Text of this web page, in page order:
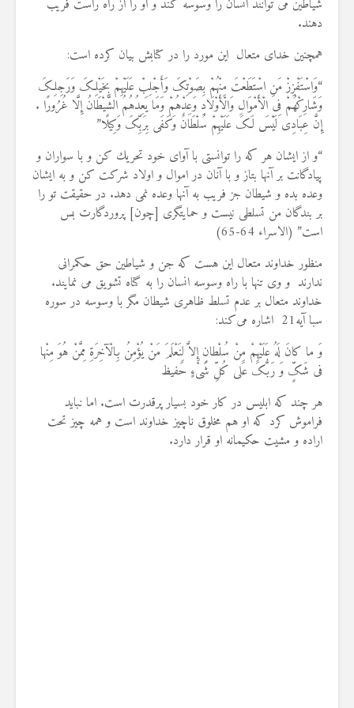
شیاطین می توانند انسان را وسوسه کند و او را از راه راست فریب
دهند.
همچنین خدای متعال اين مورد را در كتابش بيان كرده است:
“وَاسْتَفْزِزْ مَنِ اسْتَطَعْتَ مِنْهُمْ بِصَوْتِکَ وَأَجْلِبْ عَلَیْهِمْ بِخَیْلِکَ وَرَجِلِکَ
وَشَارِکْهُمْ فِی الْأَمْوَالِ وَالْأَوْلَادِ وَعِدْهُمْ وَمَا یَعِدُهُمُ الشَّیْطَانُ إِلَّا غُرُورًا .
إِنَّ عِبَادِی لَیْسَ لَکَ عَلَیْهِمْ سُلْطَانٌ وَکَفَى بِرَبِّکَ وَکِیلًا”
“و از ايشان هر كه را توانستى با آواى خود تحريك كن و با سواران و
پيادگانت بر آنها بتاز و با آنان در اموال و اولاد شركت كن و به ايشان
وعده بده و شيطان جز فريب به آنها وعده نمى‏ دهد. در حقيقت تو را
بر بندگان من تسلطى نيست و حمايتگرى [چون] پروردگارت بس
است” (الاسراء 64-65)
منظور خداوند متعال این هست که جن و شیاطین حق حکمرانی
ندارند و وی تنها با راه وسوسه انسان را به گناه تشویق می نمایند.
خداوند متعال بر عدم تسلط ظاهری شیطان مگر با وسوسه در سوره
سبا آیه21 اشاره می‌کند:
وَ ما کانَ لَهُ عَلَیْهِمْ مِنْ سُلْطانٍ إِلاَّ لِنَعْلَمَ مَنْ یُؤْمِنُ بِالْآخِرَةِ مِمَّنْ هُوَ مِنْها
فی‏ شَکٍّ وَ رَبُّکَ عَلى‏ کُلِّ شَیْ‏ءٍ حَفیظ
هر چند که ابلیس در کار خود بسیار پرقدرت است. اما نباید
فراموش کرد که او هم مخلوق ناچیز خداوند است و همه چیز تحت
اراده و مشیت حکیمانه او قرار دارد.
8 جولای 2026